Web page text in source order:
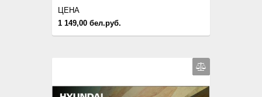
1 149,00 бел.руб.
ЦЕНА